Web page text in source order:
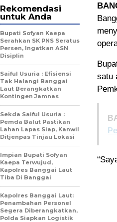
satu
Rekomendasi
untuk Anda
Bupati Sofyan Kaepa
Serahkan SK PNS Seratus
Persen, Ingatkan ASN
Disiplin
Saiful Usuria : Efisiensi
Tak Halangi Banggai
Laut Berangkatkan
Kontingen Jamnas
Sekda Saiful Usuria :
Pemda Balut Pastikan
Lahan Lapas Siap, Kanwil
Ditjenpas Tinjau Lokasi
Impian Bupati Sofyan
Kaepa Terwujud,
Kapolres Banggai Laut
Tiba Di Banggai
Kapolres Banggai Laut:
Penambahan Personel
Segera Diberangkatkan,
Polda Siapkan Logistik